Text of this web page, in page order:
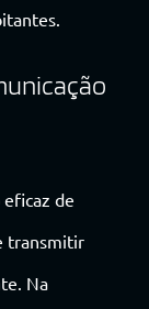
de
transmitir
Na